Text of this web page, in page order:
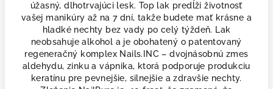
úžasný, dlhotrvajúci lesk. Top lak predĺži životnosť
vašej manikúry až na 7 dní, takže budete mať krásne a
hladké nechty bez vady po celý týždeň. Lak
neobsahuje alkohol a je obohatený o patentovaný
regeneračný komplex Nails.INC – dvojnásobnú zmes
aldehydu, zinku a vápnika, ktorá podporuje produkciu
keratínu pre pevnejšie, silnejšie a zdravšie nechty.